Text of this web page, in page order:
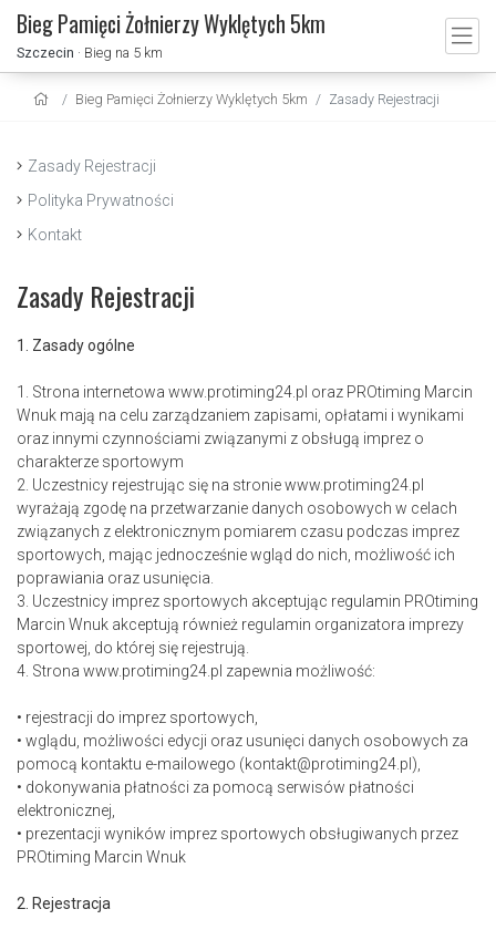
Bieg Pamięci Żołnierzy Wyklętych 5km
Szczecin · Bieg na 5 km
Bieg Pamięci Żołnierzy Wyklętych 5km Zasady Rejestracji
Zasady Rejestracji
Polityka Prywatności
Kontakt
Zasady Rejestracji
1. Zasady ogólne
1. Strona internetowa www.protiming24.pl oraz PROtiming Marcin
Wnuk mają na celu zarządzaniem zapisami, opłatami i wynikami
oraz innymi czynnościami związanymi z obsługą imprez o
charakterze sportowym
2. Uczestnicy rejestrując się na stronie www.protiming24.pl
wyrażają zgodę na przetwarzanie danych osobowych w celach
związanych z elektronicznym pomiarem czasu podczas imprez
sportowych, mając jednocześnie wgląd do nich, możliwość ich
poprawiania oraz usunięcia.
3. Uczestnicy imprez sportowych akceptując regulamin PROtiming
Marcin Wnuk akceptują również regulamin organizatora imprezy
sportowej, do której się rejestrują.
4. Strona www.protiming24.pl zapewnia możliwość:
• rejestracji do imprez sportowych,
• wglądu, możliwości edycji oraz usunięci danych osobowych za
pomocą kontaktu e-mailowego (kontakt@protiming24.pl),
• dokonywania płatności za pomocą serwisów płatności
elektronicznej,
• prezentacji wyników imprez sportowych obsługiwanych przez
PROtiming Marcin Wnuk
2. Rejestracja